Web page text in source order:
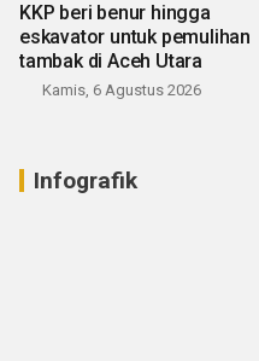
KKP beri benur hingga
eskavator untuk pemulihan
tambak di Aceh Utara
Kamis, 6 Agustus 2026
Infografik